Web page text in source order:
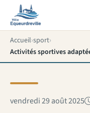
Accueil sport
vendredi 29 août 2025